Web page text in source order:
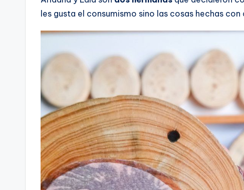
les gusta el consumismo sino las cosas hechas